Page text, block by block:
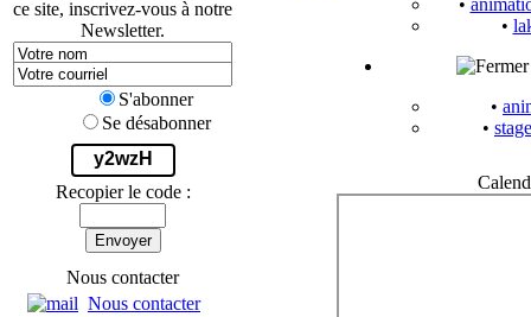
ce site, inscrivez-vous à notre
Newsletter.
S'abonner
Se désabonner
y2wzH
Recopier le code :
Envoyer
Nous contacter
Nous contacter
•
•
•
•